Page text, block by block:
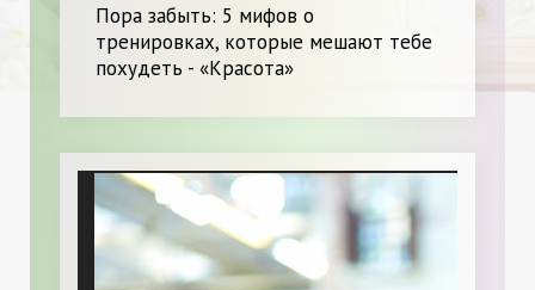
Пора забыть: 5 мифов о
тренировках, которые мешают тебе
похудеть - «Красота»